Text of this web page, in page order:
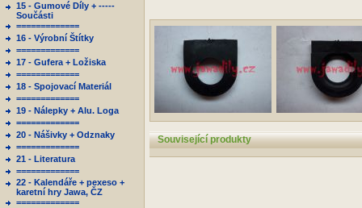
15 - Gumové Díly + -----
Součásti
=============
16 - Výrobní Štítky
=============
17 - Gufera + Ložiska
=============
18 - Spojovací Materiál
=============
19 - Nálepky + Alu. Loga
=============
20 - Nášivky + Odznaky
=============
21 - Literatura
=============
22 - Kalendáře + pexeso +
karetní hry Jawa, ČZ
=============
Související produkty